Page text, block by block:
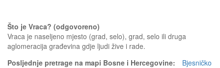
Što je Vraca? (odgovoreno)
Vraca je naseljeno mjesto (grad, selo), grad, selo ili druga
aglomeracija građevina gdje ljudi žive i rade.
Posljednje pretrage na mapi Bosne i Hercegovine:
Bjesničko